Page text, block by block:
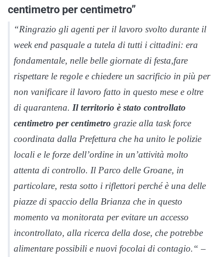
centimetro per centimetro”
“Ringrazio gli agenti per il lavoro svolto durante il
week end pasquale a tutela di tutti i cittadini: era
fondamentale, nelle belle giornate di festa,fare
rispettare le regole e chiedere un sacrificio in più per
non vanificare il lavoro fatto in questo mese e oltre
di quarantena. Il territorio è stato controllato
centimetro per centimetro grazie alla task force
coordinata dalla Prefettura che ha unito le polizie
locali e le forze dell’ordine in un’attività molto
attenta di controllo. Il Parco delle Groane, in
particolare, resta sotto i riflettori perché è una delle
piazze di spaccio della Brianza che in questo
momento va monitorata per evitare un accesso
incontrollato, alla ricerca della dose, che potrebbe
alimentare possibili e nuovi focolai di contagio.“ –